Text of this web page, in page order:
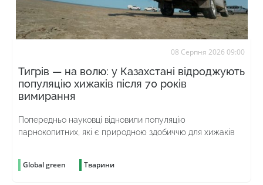
08 Серпня 2026 09:00
Тигрів — на волю: у Казахстані відроджують
популяцію хижаків після 70 років
вимирання
Попередньо науковці відновили популяцію
парнокопитних, які є природною здобиччю для хижаків
Global green Тварини